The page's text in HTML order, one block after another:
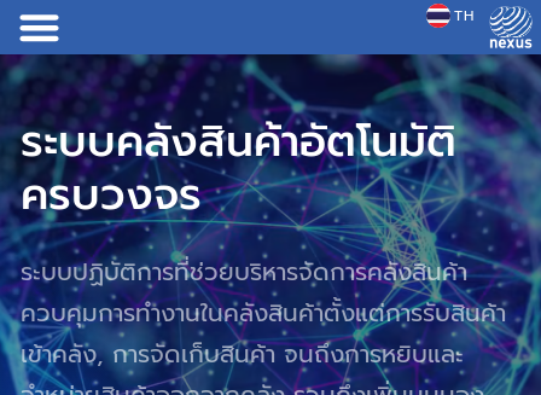
TH
JP
ระบบคลังสินค้าอัตโนมัติ
ครบวงจร
ระบบปฏิบัติการที่ช่วยบริหารจัดการคลังสินค้า
ควบคุมการทำงานในคลังสินค้าตั้งแต่การรับสินค้า
เข้าคลัง, การจัดเก็บสินค้า จนถึงการหยิบและ
ระบบคลังสินค้าอัตโนมัติ
ครบวงจร
ระบบปฏิบัติการที่ช่วยบริหารจัดการคลังสินค้า
ควบคุมการทำงานในคลังสินค้าตั้งแต่การรับสินค้า
เข้าคลัง, การจัดเก็บสินค้า จนถึงการหยิบและ
ระบบคลังสินค้าอัตโนมัติ
ครบวงจร
ระบบปฏิบัติการที่ช่วยบริหารจัดการคลังสินค้า
ควบคุมการทำงานในคลังสินค้าตั้งแต่การรับสินค้า
เข้าคลัง, การจัดเก็บสินค้า จนถึงการหยิบและ